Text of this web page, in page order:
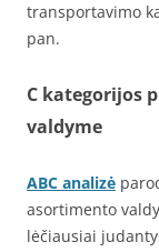
transportavimo
pan.
C kategorijos
valdyme
ABC analizė
asortimento
lėčiausiai